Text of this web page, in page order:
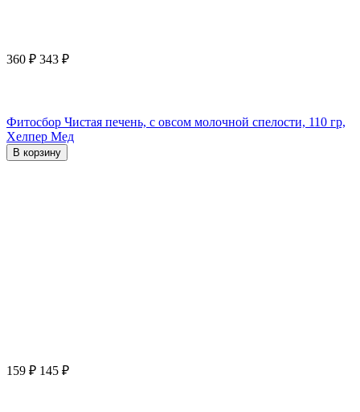
360 ₽ 343 ₽
Фитосбор Чистая печень, с овсом молочной спелости, 110 гр,
Хелпер Мед
В корзину
159 ₽ 145 ₽